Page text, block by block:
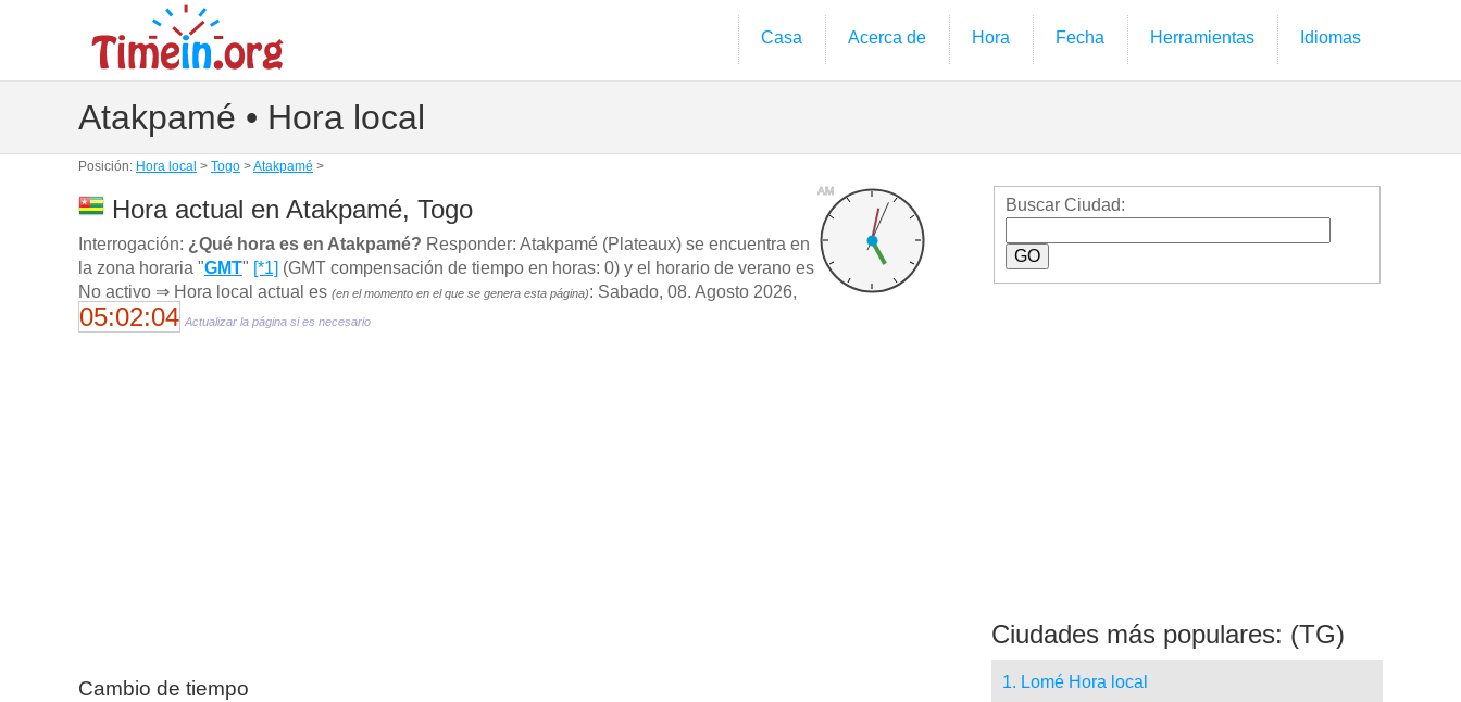
Casa Acerca de Hora Fecha Herramientas Idiomas
Atakpamé • Hora local
Posición: Hora local > Togo >Atakpamé >
AM
Hora actual en Atakpamé, Togo
Interrogación: ¿Qué hora es en Atakpamé? Responder: Atakpamé (Plateaux) se encuentra en
la zona horaria "GMT" [*1] (GMT compensación de tiempo en horas: 0) y el horario de verano es
No activo ⇒ Hora local actual es (en el momento en el que se genera esta página): Sabado, 08. Agosto 2026,
05:02:05 Actualizar la página si es necesario
Cambio de tiempo
Buscar Ciudad:
Ciudades más populares: (TG)
1. Lomé Hora local